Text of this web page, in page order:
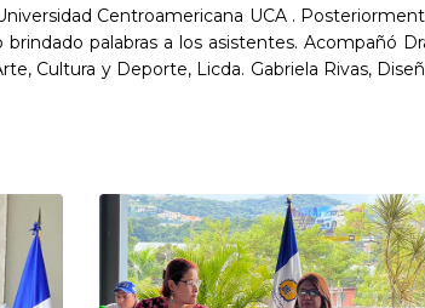
Centroamericana UCA .
palabras a los asistentes. Acompañó
Cultura y Deporte, Licda. Gabriela Rivas,